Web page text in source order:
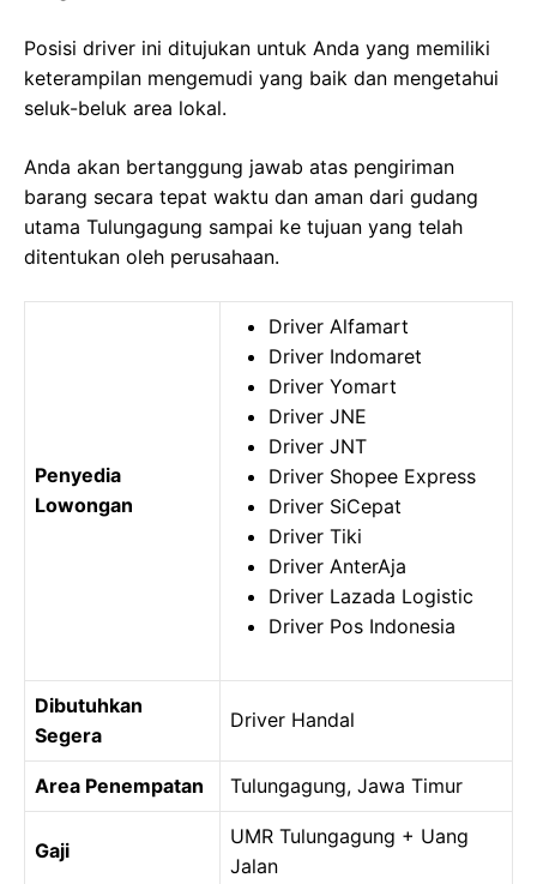
Posisi driver ini ditujukan untuk Anda yang memiliki
keterampilan mengemudi yang baik dan mengetahui
seluk-beluk area lokal.
Anda akan bertanggung jawab atas pengiriman
barang secara tepat waktu dan aman dari gudang
utama Tulungagung sampai ke tujuan yang telah
ditentukan oleh perusahaan.
Penyedia
Lowongan
Driver Alfamart
Driver Indomaret
Driver Yomart
Driver JNE
Driver JNT
Driver Shopee Express
Driver SiCepat
Driver Tiki
Driver AnterAja
Driver Lazada Logistic
Driver Pos Indonesia
Dibutuhkan
Segera
Driver Handal
Area Penempatan Tulungagung, Jawa Timur
Gaji
UMR Tulungagung + Uang
Jalan